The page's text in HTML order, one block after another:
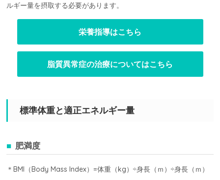
ルギー量を摂取する必要があります。
栄養指導はこちら
脂質異常症の治療についてはこちら
標準体重と適正エネルギー量
肥満度
＊BMI（Body Mass Index）=体重（kg）÷身長（ｍ）÷身長（ｍ）